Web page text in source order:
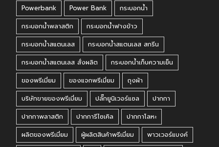
Powerbank Power Bank
กระบอกน้ำ
กระบอกน้ำพลาสติก
กระบอกน้ำฟางข้าว
กระบอกน้ำสแตนเลส
กระบอกน้ำสแตนเลส สกรีน
กระบอกน้ำสแตนเลส สั่งผลิต
กระบอกน้ำเก็บความเย็น
ของพรีเมี่ยม
ของแจกพรีเมี่ยม
ถุงผ้า
บริษัทขายของพรีเมี่ยม
ปลั๊กยูนิเวอร์แซล
ปากกา
ปากกาพลาสติก
ปากการีไซเคิล
ปากกาโลหะ
ผลิตของพรีเมี่ยม
ผู้ผลิตสินค้าพรีเมี่ยม
พาวเวอร์แบงค์